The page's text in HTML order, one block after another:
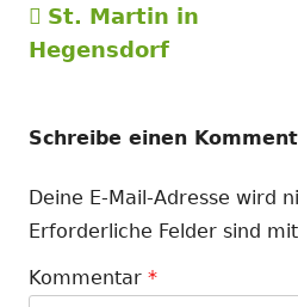
Vorheriger
Beitrag:
St. Martin in
Hegensdorf
Schreibe einen
Deine E-Mail-Adresse wird
Erforderliche Felder sind mit
Kommentar *